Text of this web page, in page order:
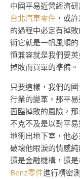
中國平易近營經濟
台北汽車零件 ，或
的過程中必定有掉
術它就是一帆風順
慎兼容就是我們要
掉敗而買單的準備。
只要這樣，我們的
行業的變革。那平
面臨掉敗的風險，
不克不及是以對平
地衝出地下室，他
破壞他眼淚的情感
還是金融機構，還
Benz零件進行精密